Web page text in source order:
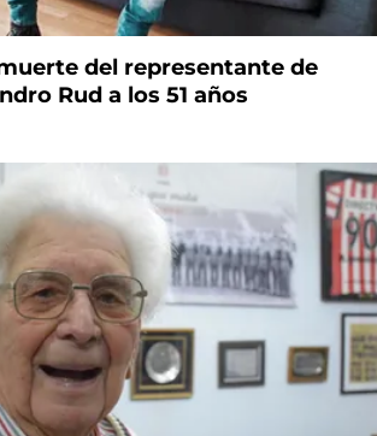
del representante de
Rud a los 51 años